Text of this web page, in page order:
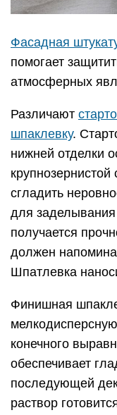
Фасадная
помогает
атмосферных
Различают
шпаклевку.
нижней отделки
крупнозернистой
сгладить
для
получается
должен
Шпатлевка
Финишная
мелкодисперсную
конечного
обеспечивает
последующей
раствор